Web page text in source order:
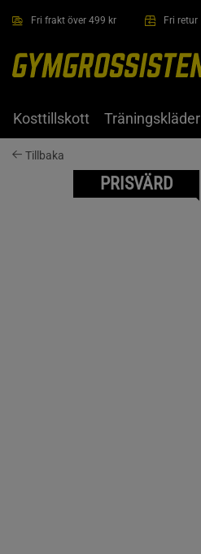
Fri frakt över 499 kr Fri retur
Kosttillskott Träningskläder
Tillbaka
PRISVÄRD